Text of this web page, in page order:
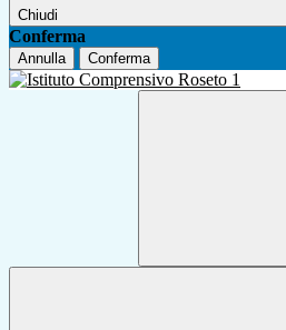
Chiudi
Conferma
Annulla Conferma